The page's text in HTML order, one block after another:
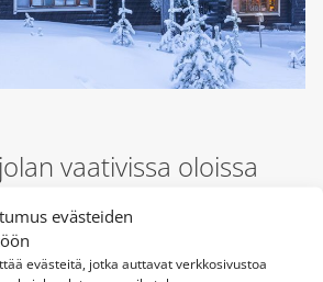
evästeiden
evästeitä, jotka auttavat verkkosivustoa
vaativissa oloissa
uusista laitemalleista
rakennetussa